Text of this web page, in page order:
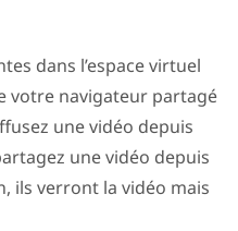
dans l’espace virtuel
votre navigateur partagé
une vidéo depuis
une vidéo depuis
ils verront la vidéo mais